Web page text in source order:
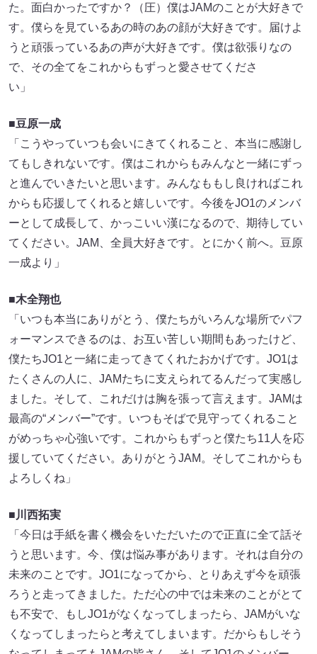
た。面白かったですか？（圧）僕はJAMのことが大好きで
す。僕らを見ているあの時のあの顔が大好きです。届けよ
うと頑張っているあの声が大好きです。僕は欲張りなの
で、その全てをこれからもずっと愛させてくださ
い」
■豆原一成
「こうやっていつも会いにきてくれること、本当に感謝し
てもしきれないです。僕はこれからもみんなと一緒にずっ
と進んでいきたいと思います。みんなももし良ければこれ
からも応援してくれると嬉しいです。今後をJO1のメンバ
ーとして成長して、かっこいい漢になるので、期待してい
てください。JAM、全員大好きです。とにかく前へ。豆原
一成より」
■⽊全翔也
「いつも本当にありがとう、僕たちがいろんな場所でパフ
ォーマンスできるのは、お互い苦しい期間もあったけど、
僕たちJO1と一緒に走ってきてくれたおかげです。JO1は
たくさんの人に、JAMたちに支えられてるんだって実感し
ました。そして、これだけは胸を張って言えます。JAMは
最高の“メンバー”です。いつもそばで見守ってくれること
がめっちゃ心強いです。これからもずっと僕たち11人を応
援していてください。ありがとうJAM。そしてこれからも
よろしくね」
■川西拓実
「今日は手紙を書く機会をいただいたので正直に全て話そ
うと思います。今、僕は悩み事があります。それは自分の
未来のことです。JO1になってから、とりあえず今を頑張
ろうと走ってきました。ただ心の中では未来のことがとて
も不安で、もしJO1がなくなってしまったら、JAMがいな
くなってしまったらと考えてしまいます。だからもしそう